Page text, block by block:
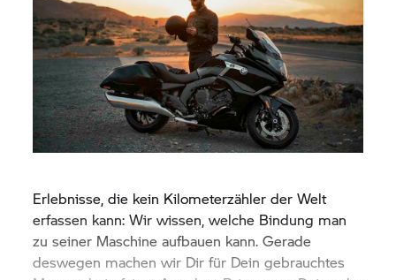
Erlebnisse, die kein Kilometerzähler der Welt
erfassen kann: Wir wissen, welche Bindung man
zu seiner Maschine aufbauen kann. Gerade
deswegen machen wir Dir für Dein gebrauchtes